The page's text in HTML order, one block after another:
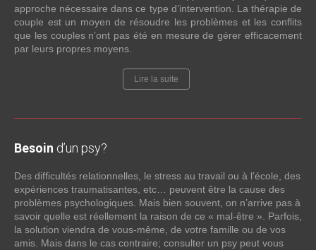
approche nécessaire dans ce type d’intervention. La thérapie de
couple est un moyen de résoudre les problèmes et les conflits
que les couples n’ont pas été en mesure de gérer efficacement
par leurs propres moyens.
Lire la suite
Besoin d’un psy?
Des difficultés relationnelles, le stress au travail ou à l’école, des
expériences traumatisantes, etc… peuvent être la cause des
problèmes psychologiques. Mais bien souvent, on n’arrive pas à
savoir quelle est réellement la raison de ce « mal-être ». Parfois,
la solution viendra de vous-même, de votre famille ou de vos
amis. Mais dans le cas contraire; consulter un psy peut vous